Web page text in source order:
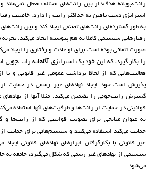
رانت‌جویانه هدف‌دار بین رانت‌های مختلف معطل نمی‌ماند و
استراتژی دست یافتن به حداکثر رانت را دارد. خاصیت
به طور گسترده‌ای رانت‌های تصنعی ایجاد کند و بین
رفتارهایی سیستمی کاملا به هم پیوسته ایجاد می‌کند.
صورت اتفاقی بوده است برای او عادت و رفتاری را ایجاد
را بکار گیرد، که این خود یک استراتژی آگاهانه رانت‌جویی
فعالیت‌هایی که از لحاظ برداشت عمومی غیر قانونی و یا
پذیرش است خود ایجاد نهادهای غیر رسمی در حمایت از
گسترش رانت‌جوئی را تضمین می‌کند. مثلا آنها از
قوانینی در حمایت از رانت‌ها و ظرفیت‌های آنها استفاده
به عنوان میانجی برای تصویب قوانینی که از رانت‌ها
حمایت می‌کند استفاده می‌کنند و سیستم‌هائی برای حمایت
غیر قانونی با بکارگرفتن ابزارهای نهادهای قانونی
سیستمی از نهادهای غیر رسمی که شکل می‌گیرد، جامعه به
می‌شود.